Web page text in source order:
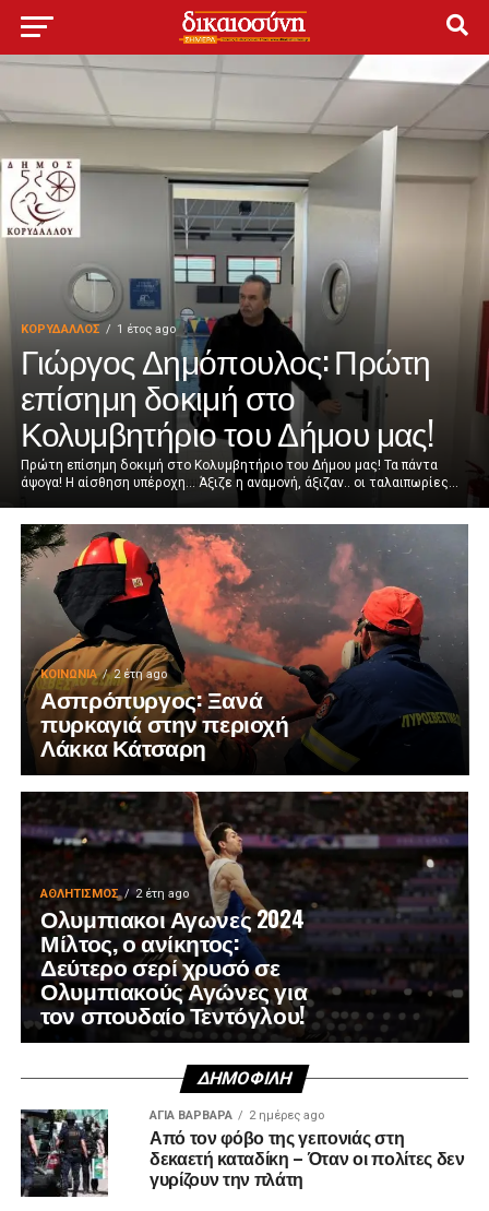
ΚΟΡΥΔΑΛΛΟΣ 1 έτος ago
Γιώργος Δημόπουλος: Πρώτη
επίσημη δοκιμή στο
Κολυμβητήριο του Δήμου μας!
Πρώτη επίσημη δοκιμή στο Κολυμβητήριο του Δήμου μας! Τα πάντα
άψογα! Η αίσθηση υπέροχη… Άξιζε η αναμονή, άξιζαν.. οι ταλαιπωρίες...
ΚΟΙΝΩΝΊΑ 2 έτη ago
Ασπρόπυργος: Ξανά
πυρκαγιά στην περιοχή
Λάκκα Κάτσαρη
ΑΘΛΗΤΙΣΜΌΣ 2 έτη ago
Ολυμπιακοι Αγωνες 2024
Μίλτος, ο ανίκητος:
Δεύτερο σερί χρυσό σε
Ολυμπιακούς Αγώνες για
τον σπουδαίο Τεντόγλου!
ΔΗΜΟΦΙΛΉ
ΑΓΙΑ ΒΑΡΒΑΡΑ 2 ημέρες ago
Από τον φόβο της γειτονιάς στη
δεκαετή καταδίκη – Όταν οι πολίτες δεν
γυρίζουν την πλάτη